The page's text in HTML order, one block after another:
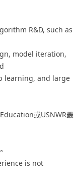
R&D, such as
model iteration,
learning, and large
或USNWR最
is not